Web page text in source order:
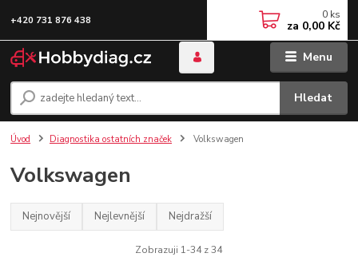
Menu
Hledat
+420 731 876 438 0 ks
za 0,00 Kč
Úvod Diagnostika ostatních značek Volkswagen
Volkswagen
Nejnovější Nejlevnější Nejdražší
Zobrazuji 1-34 z 34